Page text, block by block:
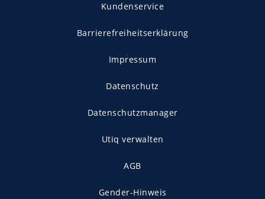
Kundenservice
Barrierefreiheitserklärung
Impressum
Datenschutz
Datenschutzmanager
Utiq verwalten
AGB
Gender-Hinweis